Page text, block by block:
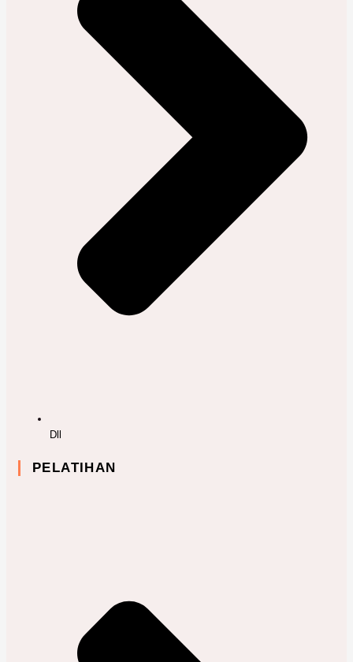
Dll
PELATIHAN